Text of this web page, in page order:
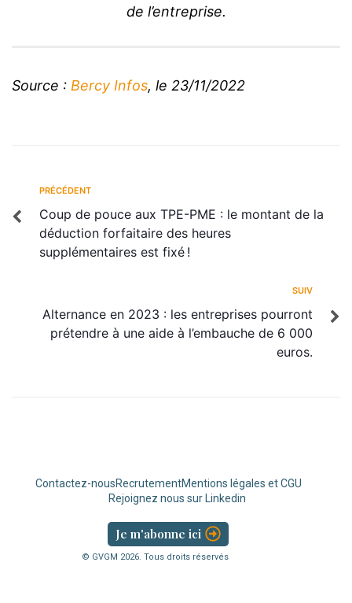
de l’entreprise.
Source : Bercy Infos, le 23/11/2022
PRÉCÉDENT
Coup de pouce aux TPE-PME : le montant de la
déduction forfaitaire des heures
supplémentaires est fixé !
SUIV
Alternance en 2023 : les entreprises pourront
prétendre à une aide à l’embauche de 6 000
euros.
Contactez-nousRecrutementMentions légales et CGU
Rejoignez nous sur Linkedin
Je m'abonne ici
© GVGM 2026. Tous droits réservés